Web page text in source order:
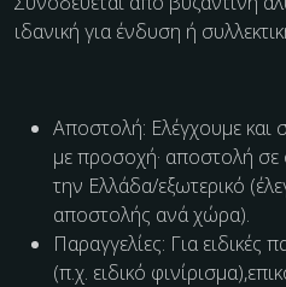
ιδανική για ένδυση ή
Αποστολή: Ελέγχουμε και
με προσοχή· αποστολή σε
την Ελλάδα/εξωτερικό
αποστολής ανά χώρα).
Παραγγελίες: Για ειδικές
(π.χ. ειδικό